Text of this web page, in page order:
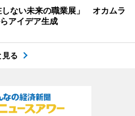
しない未来の職業展」 オカムラ
アイデア生成
見る